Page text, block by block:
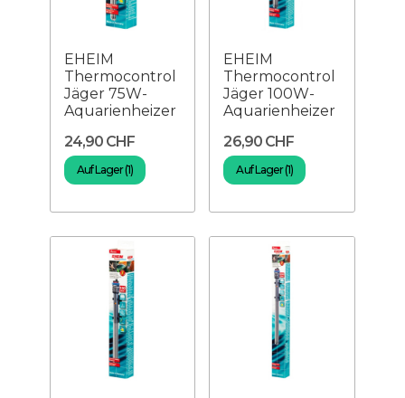
EHEIM
Thermocontrol
Jäger 75W-
Aquarienheizer
24,90 CHF
Auf Lager (1)
EHEIM
Thermocontrol
Jäger 100W-
Aquarienheizer
26,90 CHF
Auf Lager (1)